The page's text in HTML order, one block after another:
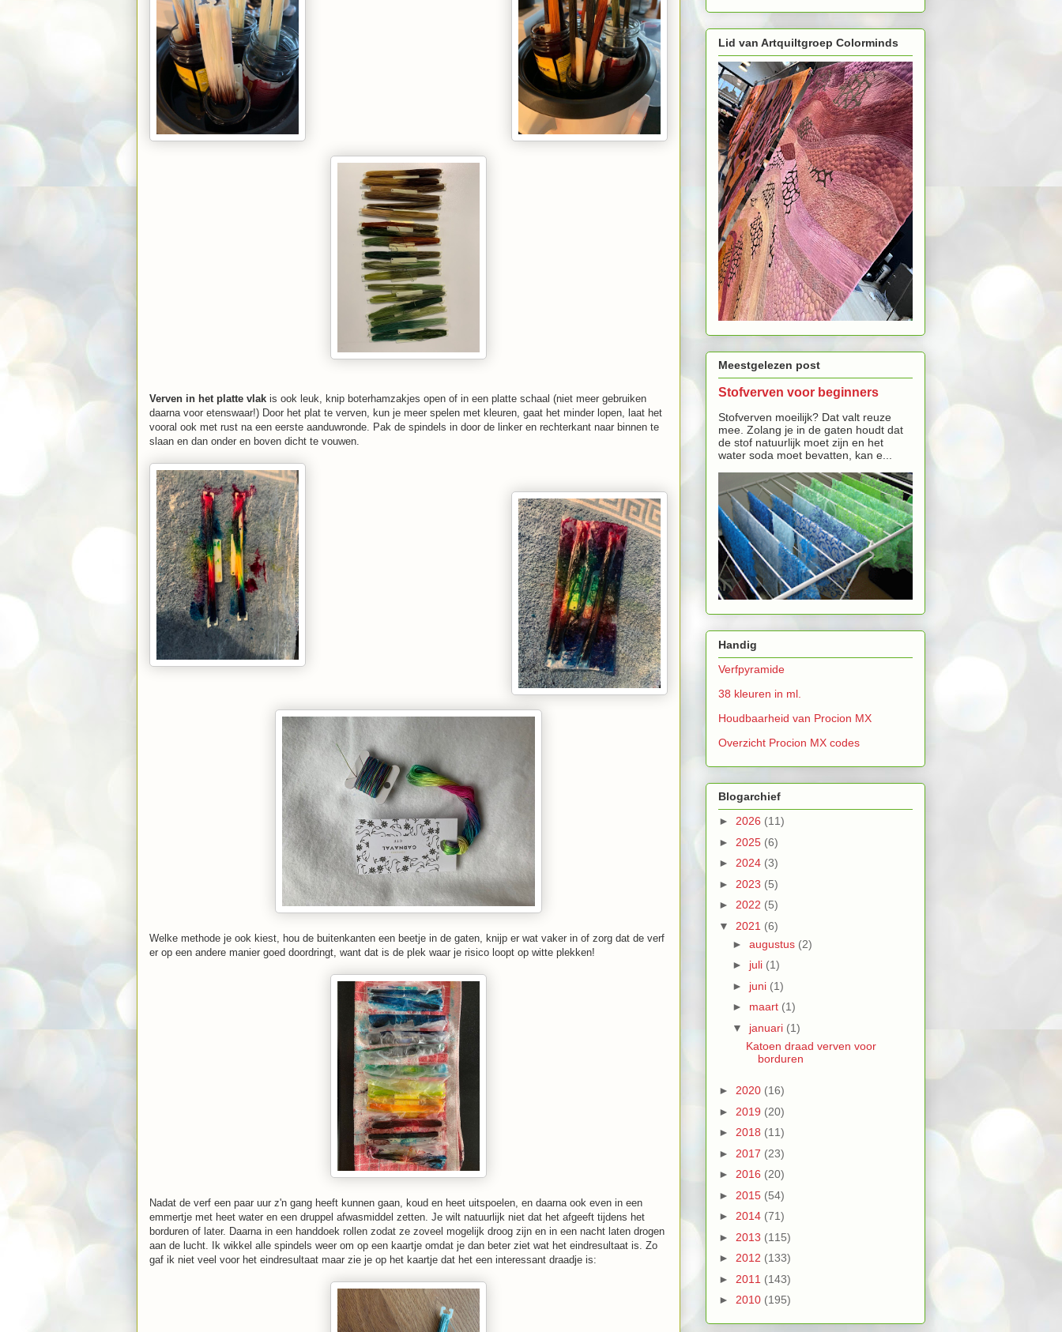
Verven in het platte vlak is ook leuk, knip boterhamzakjes open of in een platte schaal (niet meer gebruiken
daarna voor etenswaar!) Door het plat te verven, kun je meer spelen met kleuren, gaat het minder lopen, laat het
vooral ook met rust na een eerste aanduwronde. Pak de spindels in door de linker en rechterkant naar binnen te
slaan en dan onder en boven dicht te vouwen.
Welke methode je ook kiest, hou de buitenkanten een beetje in de gaten, knijp er wat vaker in of zorg dat de verf
er op een andere manier goed doordringt, want dat is de plek waar je risico loopt op witte plekken!
Nadat de verf een paar uur z'n gang heeft kunnen gaan, koud en heet uitspoelen, en daarna ook even in een
emmertje met heet water en een druppel afwasmiddel zetten. Je wilt natuurlijk niet dat het afgeeft tijdens het
borduren of later. Daarna in een handdoek rollen zodat ze zoveel mogelijk droog zijn en in een nacht laten drogen
aan de lucht. Ik wikkel alle spindels weer om op een kaartje omdat je dan beter ziet wat het eindresultaat is. Zo
gaf ik niet veel voor het eindresultaat maar zie je op het kaartje dat het een interessant draadje is:
Lid van Artquiltgroep Colorminds
Meestgelezen post
Stofverven voor beginners
Stofverven moeilijk? Dat valt reuze
mee. Zolang je in de gaten houdt dat
de stof natuurlijk moet zijn en het
water soda moet bevatten, kan e...
Handig
Verfpyramide
38 kleuren in ml.
Houdbaarheid van Procion MX
Overzicht Procion MX codes
Blogarchief
► 2026 (11)
► 2025 (6)
► 2024 (3)
► 2023 (5)
► 2022 (5)
▼ 2021 (6)
► augustus (2)
► juli (1)
► juni (1)
► maart (1)
▼ januari (1)
Katoen draad verven voor
borduren
► 2020 (16)
► 2019 (20)
► 2018 (11)
► 2017 (23)
► 2016 (20)
► 2015 (54)
► 2014 (71)
► 2013 (115)
► 2012 (133)
► 2011 (143)
► 2010 (195)